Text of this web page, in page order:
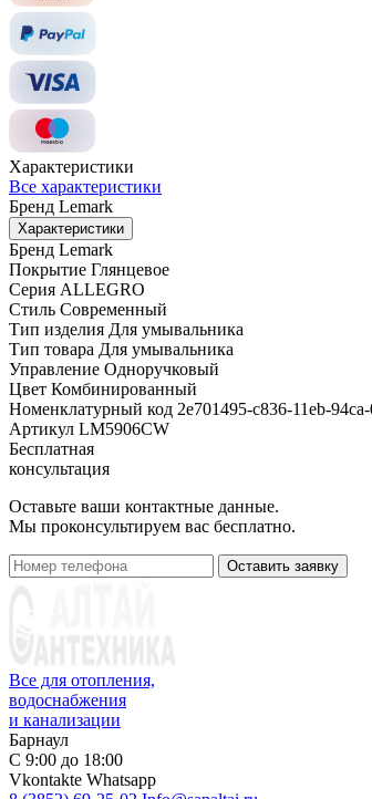
Характеристики
Все характеристики
Бренд Lemark
Характеристики
Бренд Lemark
Покрытие Глянцевое
Серия ALLEGRO
Стиль Современный
Тип изделия Для умывальника
Тип товара Для умывальника
Управление Одноручковый
Цвет Комбинированный
Номенклатурный код 2e701495-c836-11eb-
Артикул LM5906CW
Бесплатная
консультация
Оставьте ваши контактные данные.
Мы проконсультируем вас бесплатно.
Оставить заявку
Все для отопления,
водоснабжения
и канализации
Барнаул
С 9:00 до 18:00
Vkontakte Whatsapp